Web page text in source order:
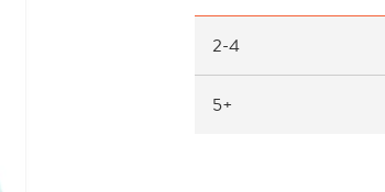
2-4
5+